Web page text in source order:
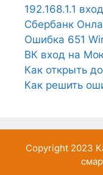
192.168.1.1
Сбербанк
Ошибка 651
ВК вход на
Как открыть
Как решить
Copyright 2023